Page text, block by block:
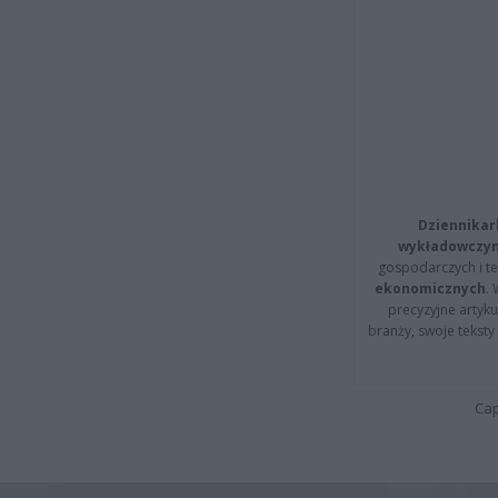
gospodarczych i
ekonomicznych.
precyzyjne
branży, swoje